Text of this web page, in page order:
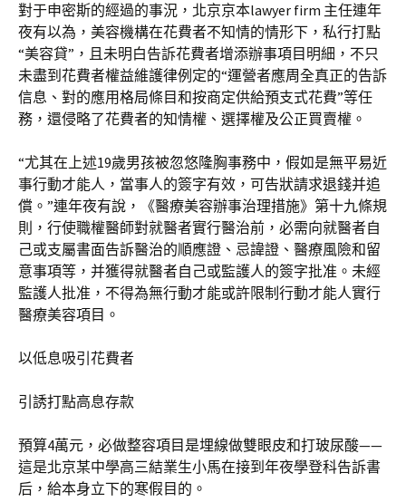
對于申密斯的經過的事況，北京京本lawyer firm 主任連年
夜有以為，美容機構在花費者不知情的情形下，私行打點
“美容貸”，且未明白告訴花費者增添辦事項目明細，不只
未盡到花費者權益維護律例定的“運營者應周全真正的告訴
信息、對的應用格局條目和按商定供給預支式花費”等任
務，還侵略了花費者的知情權、選擇權及公正買賣權。
“尤其在上述19歲男孩被忽悠隆胸事務中，假如是無平易近
事行動才能人，當事人的簽字有效，可告狀請求退錢并追
償。”連年夜有說，《醫療美容辦事治理措施》第十九條規
則，行使職權醫師對就醫者實行醫治前，必需向就醫者自
己或支屬書面告訴醫治的順應證、忌諱證、醫療風險和留
意事項等，并獲得就醫者自己或監護人的簽字批准。未經
監護人批准，不得為無行動才能或許限制行動才能人實行
醫療美容項目。
以低息吸引花費者
引誘打點高息存款
預算4萬元，必做整容項目是埋線做雙眼皮和打玻尿酸——
這是北京某中學高三結業生小馬在接到年夜學登科告訴書
后，給本身立下的寒假目的。